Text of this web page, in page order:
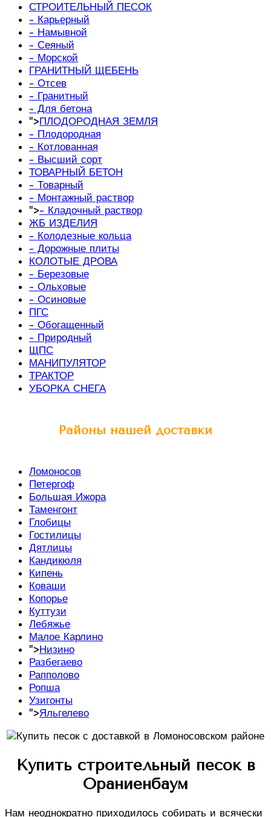
СТРОИТЕЛЬНЫЙ ПЕСОК
- Карьерный
- Намывной
- Сеяный
- Морской
ГРАНИТНЫЙ ЩЕБЕНЬ
- Отсев
- Гранитный
- Для бетона
">ПЛОДОРОДНАЯ ЗЕМЛЯ
- Плодородная
- Котлованная
- Высший сорт
ТОВАРНЫЙ БЕТОН
- Товарный
- Монтажный раствор
">- Кладочный раствор
ЖБ ИЗДЕЛИЯ
- Колодезные кольца
- Дорожные плиты
КОЛОТЫЕ ДРОВА
- Березовые
- Ольховые
- Осиновые
ПГС
- Обогащенный
- Природный
ЩПС
МАНИПУЛЯТОР
ТРАКТОР
УБОРКА СНЕГА
Районы нашей доставки
Ломоносов
Петергоф
Большая Ижора
Таменгонт
Глобицы
Гостилицы
Дятлицы
Кандикюля
Кипень
Коваши
Копорье
Куттузи
Лебяжье
Малое Карлино
">Низино
Разбегаево
Рапполово
Ропша
Узигонты
">Яльгелево
Купить строительный песок в
Ораниенбаум
Нам неоднократно приходилось собирать и всячески